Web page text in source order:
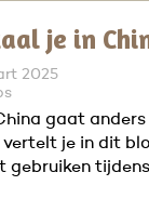
je in
2025
gaat anders
vertelt je in dit
gebruiken